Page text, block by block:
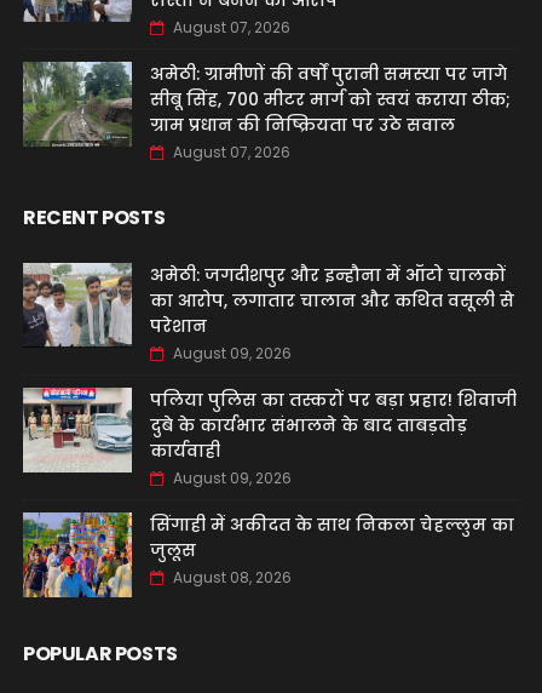
August 07, 2026
अमेठी: ग्रामीणों की वर्षों पुरानी समस्या पर जागे
सीबू सिंह, 700 मीटर मार्ग को स्वयं कराया ठीक;
ग्राम प्रधान की निष्क्रियता पर उठे सवाल
August 07, 2026
RECENT POSTS
अमेठी: जगदीशपुर और इन्हौना में ऑटो चालकों
का आरोप, लगातार चालान और कथित वसूली से
परेशान
August 09, 2026
पलिया पुलिस का तस्करों पर बड़ा प्रहार! शिवाजी
दुबे के कार्यभार संभालने के बाद ताबड़तोड़
कार्यवाही
August 09, 2026
सिंगाही में अकीदत के साथ निकला चेहल्लुम का
जुलूस
August 08, 2026
POPULAR POSTS